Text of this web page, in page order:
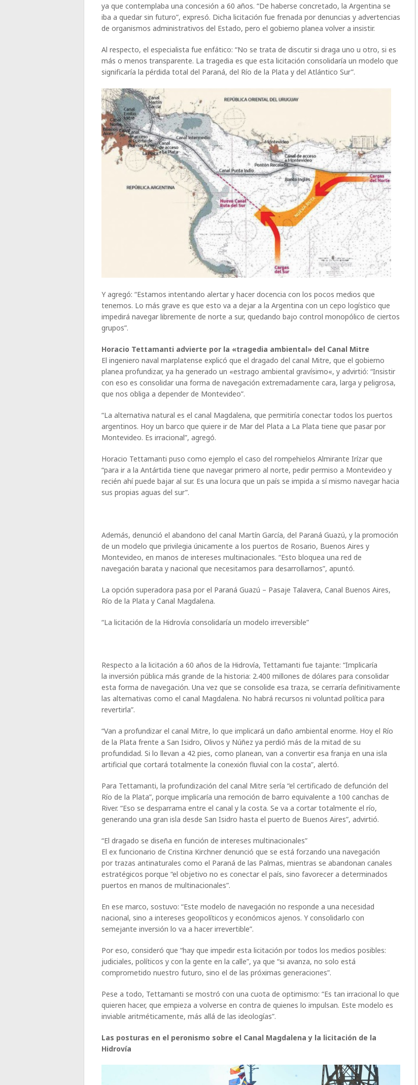
ya que contemplaba una concesión a 60 años. “De haberse concretado, la Argentina se
iba a quedar sin futuro”, expresó. Dicha licitación fue frenada por denuncias y advertencias
de organismos administrativos del Estado, pero el gobierno planea volver a insistir.
Al respecto, el especialista fue enfático: “No se trata de discutir si draga uno u otro, si es
más o menos transparente. La tragedia es que esta licitación consolidaría un modelo que
significaría la pérdida total del Paraná, del Río de la Plata y del Atlántico Sur”.
Y agregó: “Estamos intentando alertar y hacer docencia con los pocos medios que
tenemos. Lo más grave es que esto va a dejar a la Argentina con un cepo logístico que
impedirá navegar libremente de norte a sur, quedando bajo control monopólico de ciertos
grupos”.
Horacio Tettamanti advierte por la «tragedia ambiental» del Canal Mitre
El ingeniero naval marplatense explicó que el dragado del canal Mitre, que el gobierno
planea profundizar, ya ha generado un «estrago ambiental gravísimo«, y advirtió: “Insistir
con eso es consolidar una forma de navegación extremadamente cara, larga y peligrosa,
que nos obliga a depender de Montevideo”.
“La alternativa natural es el canal Magdalena, que permitiría conectar todos los puertos
argentinos. Hoy un barco que quiere ir de Mar del Plata a La Plata tiene que pasar por
Montevideo. Es irracional”, agregó.
Horacio Tettamanti puso como ejemplo el caso del rompehielos Almirante Irízar que
“para ir a la Antártida tiene que navegar primero al norte, pedir permiso a Montevideo y
recién ahí puede bajar al sur. Es una locura que un país se impida a sí mismo navegar hacia
sus propias aguas del sur”.
Además, denunció el abandono del canal Martín García, del Paraná Guazú, y la promoción
de un modelo que privilegia únicamente a los puertos de Rosario, Buenos Aires y
Montevideo, en manos de intereses multinacionales. “Esto bloquea una red de
navegación barata y nacional que necesitamos para desarrollarnos”, apuntó.
La opción superadora pasa por el Paraná Guazú – Pasaje Talavera, Canal Buenos Aires,
Río de la Plata y Canal Magdalena.
“La licitación de la Hidrovía consolidaría un modelo irreversible”
Respecto a la licitación a 60 años de la Hidrovía, Tettamanti fue tajante: “Implicaría
la inversión pública más grande de la historia: 2.400 millones de dólares para consolidar
esta forma de navegación. Una vez que se consolide esa traza, se cerraría definitivamente
las alternativas como el canal Magdalena. No habrá recursos ni voluntad política para
revertirla”.
“Van a profundizar el canal Mitre, lo que implicará un daño ambiental enorme. Hoy el Río
de la Plata frente a San Isidro, Olivos y Núñez ya perdió más de la mitad de su
profundidad. Si lo llevan a 42 pies, como planean, van a convertir esa franja en una isla
artificial que cortará totalmente la conexión fluvial con la costa”, alertó.
Para Tettamanti, la profundización del canal Mitre sería “el certificado de defunción del
Río de la Plata”, porque implicaría una remoción de barro equivalente a 100 canchas de
River. “Eso se desparrama entre el canal y la costa. Se va a cortar totalmente el río,
generando una gran isla desde San Isidro hasta el puerto de Buenos Aires”, advirtió.
“El dragado se diseña en función de intereses multinacionales”
El ex funcionario de Cristina Kirchner denunció que se está forzando una navegación
por trazas antinaturales como el Paraná de las Palmas, mientras se abandonan canales
estratégicos porque “el objetivo no es conectar el país, sino favorecer a determinados
puertos en manos de multinacionales”.
En ese marco, sostuvo: “Este modelo de navegación no responde a una necesidad
nacional, sino a intereses geopolíticos y económicos ajenos. Y consolidarlo con
semejante inversión lo va a hacer irrevertible”.
Por eso, consideró que “hay que impedir esta licitación por todos los medios posibles:
judiciales, políticos y con la gente en la calle”, ya que “si avanza, no solo está
comprometido nuestro futuro, sino el de las próximas generaciones”.
Pese a todo, Tettamanti se mostró con una cuota de optimismo: “Es tan irracional lo que
quieren hacer, que empieza a volverse en contra de quienes lo impulsan. Este modelo es
inviable aritméticamente, más allá de las ideologías”.
Las posturas en el peronismo sobre el Canal Magdalena y la licitación de la
Hidrovía